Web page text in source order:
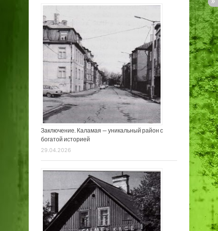
Заключение. Каламая — уникальный район с
богатой историей
29.04.2026